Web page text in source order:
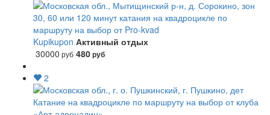
30, 60 или 120 минут катания на квадроцикле по
маршруту на выбор от Pro-kvad
Kupikupon Активный отдых
30000 руб 480руб
2
Катание на квадроцикле по маршруту на выбор от клуба